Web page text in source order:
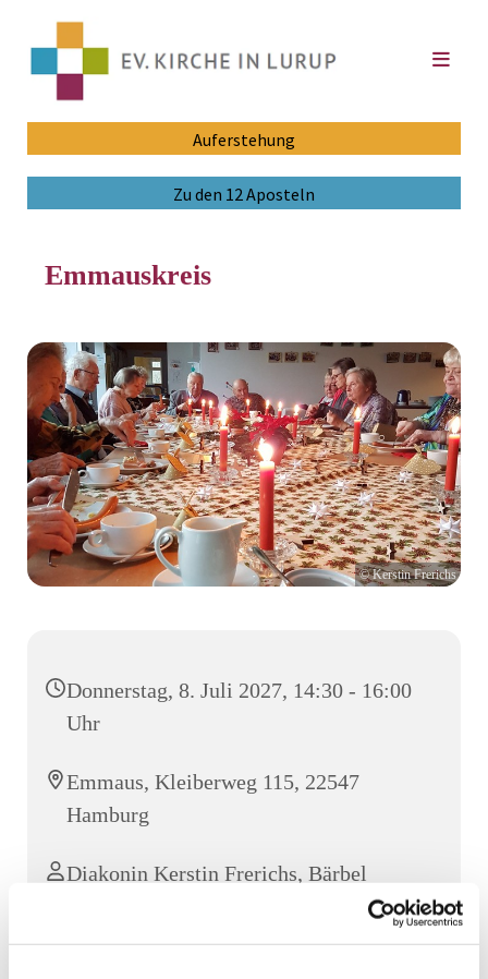
Auferstehung
Zu den 12 Aposteln
Emmauskreis
© Kerstin Frerichs
Donnerstag, 8. Juli 2027, 14:30 - 16:00
Uhr
Emmaus, Kleiberweg 115, 22547
Hamburg
Diakonin Kerstin Frerichs, Bärbel